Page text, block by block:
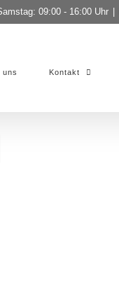
09:00 - 16:00 Uhr
uns Kontakt